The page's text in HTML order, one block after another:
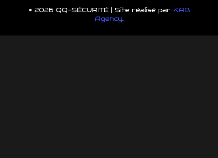
© 2026 QQ-SÉCURITÉ | Site réalisé par KAB
Agency.